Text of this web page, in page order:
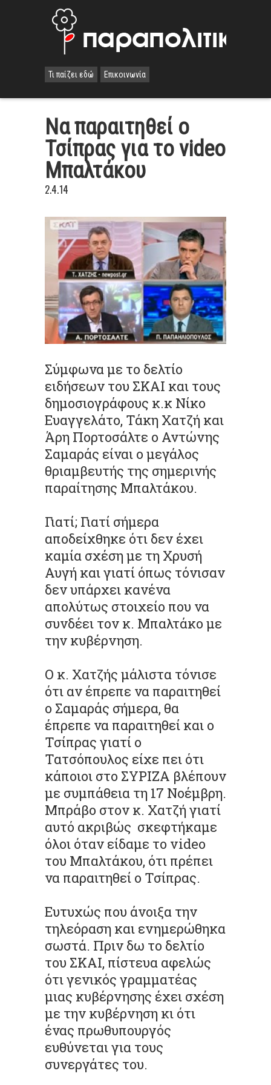
Τι παίζει εδώ Επικοινωνία
Να παραιτηθεί ο
Τσίπρας για το video
Μπαλτάκου
2.4.14
Σύμφωνα με το δελτίο
ειδήσεων του ΣΚΑΙ και τους
δημοσιογράφους κ.κ Νίκο
Ευαγγελάτο, Τάκη Χατζή και
Άρη Πορτοσάλτε ο Αντώνης
Σαμαράς είναι ο μεγάλος
θριαμβευτής της σημερινής
παραίτησης Μπαλτάκου.
Γιατί; Γιατί σήμερα
αποδείχθηκε ότι δεν έχει
καμία σχέση με τη Χρυσή
Αυγή και γιατί όπως τόνισαν
δεν υπάρχει κανένα
απολύτως στοιχείο που να
συνδέει τον κ. Μπαλτάκο με
την κυβέρνηση.
Ο κ. Χατζής μάλιστα τόνισε
ότι αν έπρεπε να παραιτηθεί
ο Σαμαράς σήμερα, θα
έπρεπε να παραιτηθεί και ο
Τσίπρας γιατί ο
Τατσόπουλος είχε πει ότι
κάποιοι στο ΣΥΡΙΖΑ βλέπουν
με συμπάθεια τη 17 Νοέμβρη.
Μπράβο στον κ. Χατζή γιατί
αυτό ακριβώς σκεφτήκαμε
όλοι όταν είδαμε το video
του Μπαλτάκου, ότι πρέπει
να παραιτηθεί ο Τσίπρας.
Ευτυχώς που άνοιξα την
τηλεόραση και ενημερώθηκα
σωστά. Πριν δω το δελτίο
του ΣΚΑΙ, πίστευα αφελώς
ότι γενικός γραμματέας
μιας κυβέρνησης έχει σχέση
με την κυβέρνηση κι ότι
ένας πρωθυπουργός
ευθύνεται για τους
συνεργάτες του.